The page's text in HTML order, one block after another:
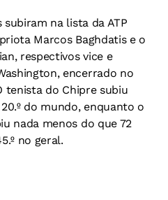
na lista da ATP
Marcos Baghdatis e o
respectivos vice e
encerrado no
tenista do Chipre subiu
do mundo, enquanto o
nada menos do que 72
no geral.